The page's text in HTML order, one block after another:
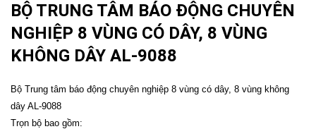
BỘ TRUNG TÂM BÁO ĐỘNG CHUYÊN
NGHIỆP 8 VÙNG CÓ DÂY, 8 VÙNG
KHÔNG DÂY AL-9088
Bộ Trung tâm báo động chuyên nghiệp 8 vùng có dây, 8 vùng không
dây AL-9088
Trọn bộ bao gồm: